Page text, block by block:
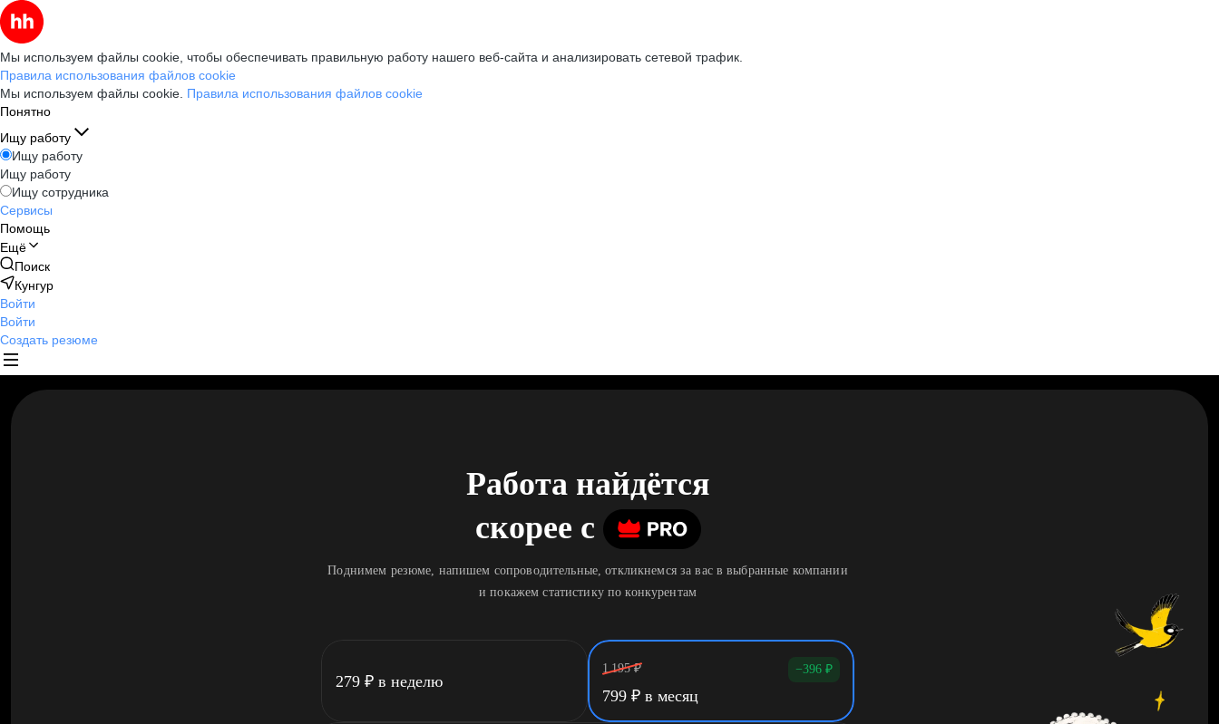
Мы используем файлы cookie, чтобы обеспечивать правильную работу нашего веб-сайта и анализировать сетевой трафик.
Правила использования файлов cookie
Мы используем файлы cookie. Правила использования файлов cookie
Понятно
Ищу работу
Ищу работу
Ищу работу
Ищу сотрудника
Сервисы
Помощь
Ещё
Поиск
Кунгур
Войти
Войти
Создать резюме
Работа найдётся
скорее c
Поднимем резюме, напишем сопроводительные, откликнемся за вас в выбранные компании
и покажем статистику по конкурентам
279 ₽ в неделю
1 195 ₽ −396 ₽
799 ₽ в месяц